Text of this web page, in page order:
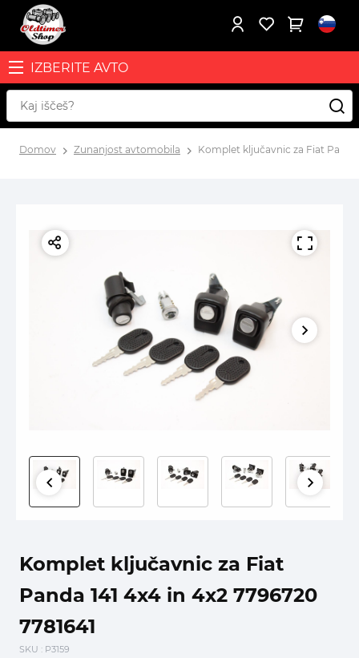
IZBERITE AVTO
Domov Zunanjost avtomobila Komplet ključavnic za Fiat Panda
Komplet ključavnic za Fiat
Panda 141 4x4 in 4x2 7796720
7781641
SKU : P3159